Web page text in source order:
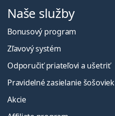
Naše služby
Bonusový program
Zľavový systém
Odporučiť priateľovi a ušetriť
Pravidelné zasielanie šošoviek
Akcie